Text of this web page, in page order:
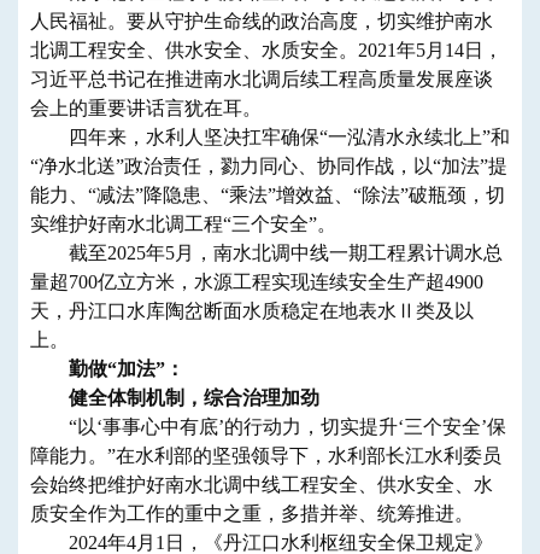
人民福祉。要从守护生命线的政治高度，切实维护南水
北调工程安全、供水安全、水质安全。2021年5月14日，
习近平总书记在推进南水北调后续工程高质量发展座谈
会上的重要讲话言犹在耳。
四年来，水利人坚决扛牢确保“一泓清水永续北上”和
“净水北送”政治责任，勠力同心、协同作战，以“加法”提
能力、“减法”降隐患、“乘法”增效益、“除法”破瓶颈，切
实维护好南水北调工程“三个安全”。
截至2025年5月，南水北调中线一期工程累计调水总
量超700亿立方米，水源工程实现连续安全生产超4900
天，丹江口水库陶岔断面水质稳定在地表水Ⅱ类及以
上。
勤做“加法”：
健全体制机制，综合治理加劲
“以‘事事心中有底’的行动力，切实提升‘三个安全’保
障能力。”在水利部的坚强领导下，水利部长江水利委员
会始终把维护好南水北调中线工程安全、供水安全、水
质安全作为工作的重中之重，多措并举、统筹推进。
2024年4月1日，《丹江口水利枢纽安全保卫规定》